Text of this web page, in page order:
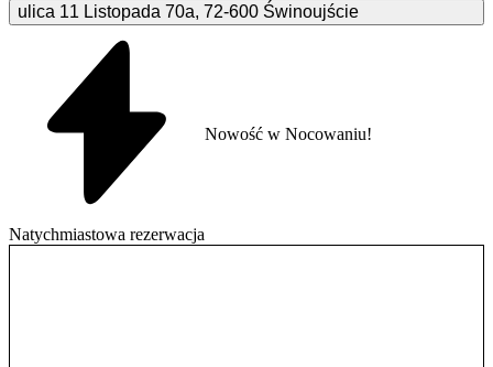
ulica 11 Listopada 70a, 72-600 Świnoujście
Natychmiastowa rezerwacja
Nowość w Nocowaniu!